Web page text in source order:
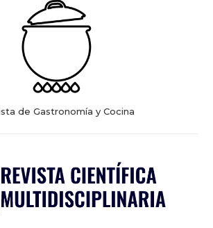
de Gastronomía y Cocina